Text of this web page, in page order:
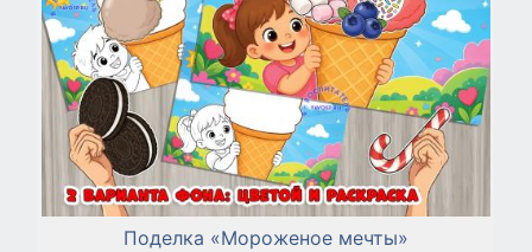
Поделка «Мороженое мечты»